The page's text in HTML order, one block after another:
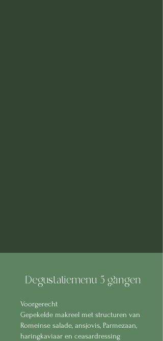
Degustatiemenu 5 gangen
Voorgerecht
Gepekelde makreel met structuren van
Romeinse salade, ansjovis, Parmezaan,
haringkaviaar en ceasardressing